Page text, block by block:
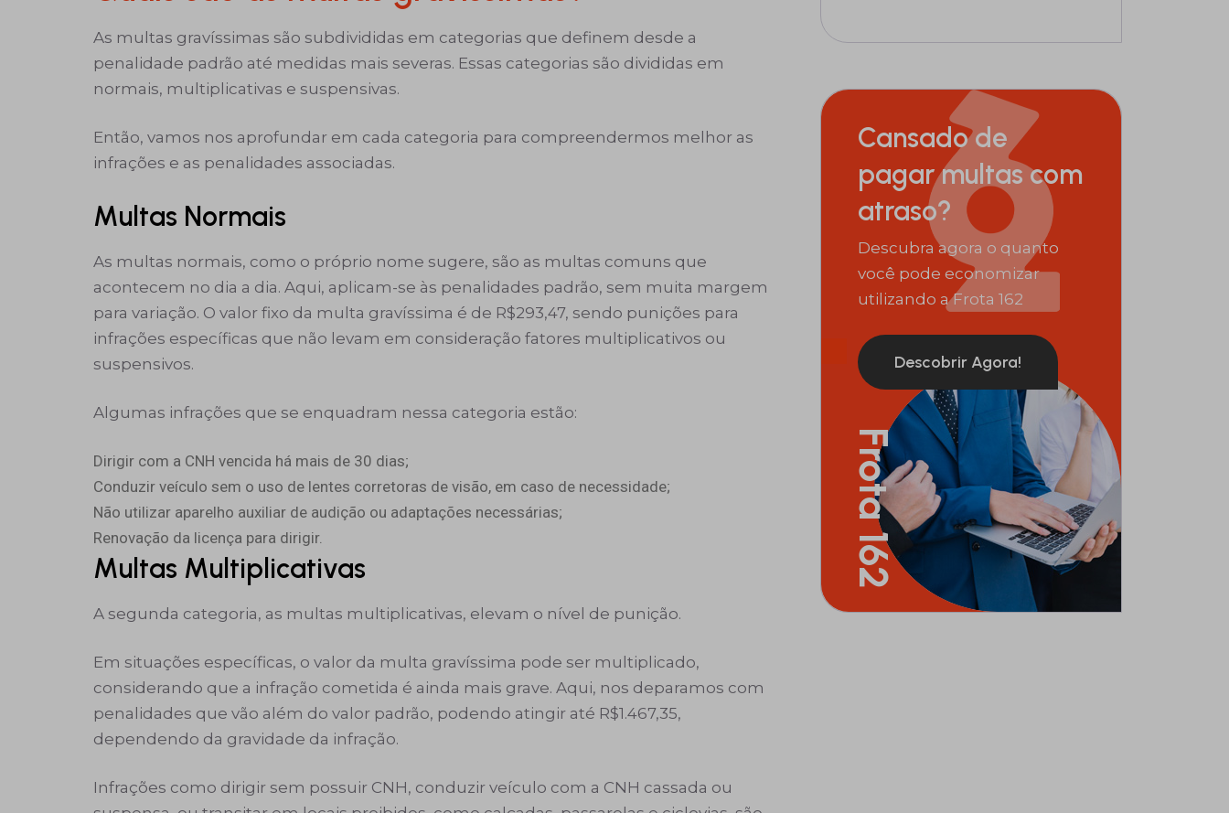
As multas gravíssimas são subdivididas em categorias que definem desde a
penalidade padrão até medidas mais severas. Essas categorias são divididas em
normais, multiplicativas e suspensivas.
Então, vamos nos aprofundar em cada categoria para compreendermos melhor as
infrações e as penalidades associadas.
Multas Normais
As multas normais, como o próprio nome sugere, são as multas comuns que
acontecem no dia a dia. Aqui, aplicam-se às penalidades padrão, sem muita margem
para variação. O valor fixo da multa gravíssima é de R$293,47, sendo punições para
infrações específicas que não levam em consideração fatores multiplicativos ou
suspensivos.
Algumas infrações que se enquadram nessa categoria estão:
Dirigir com a CNH vencida há mais de 30 dias;
Conduzir veículo sem o uso de lentes corretoras de visão, em caso de necessidade;
Não utilizar aparelho auxiliar de audição ou adaptações necessárias;
Renovação da licença para dirigir.
Multas Multiplicativas
A segunda categoria, as multas multiplicativas, elevam o nível de punição.
Em situações específicas, o valor da multa gravíssima pode ser multiplicado,
considerando que a infração cometida é ainda mais grave. Aqui, nos deparamos com
penalidades que vão além do valor padrão, podendo atingir até R$1.467,35,
dependendo da gravidade da infração.
Infrações como dirigir sem possuir CNH, conduzir veículo com a CNH cassada ou
Frota 162
Cansado de
pagar multas com
atraso?
Descubra agora o quanto
você pode economizar
utilizando a Frota 162
Descobrir Agora!